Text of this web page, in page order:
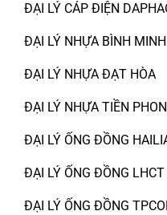
ĐẠI LÝ CÁP ĐIỆN
ĐẠI LÝ NHỰA BÌNH MINH
ĐẠI LÝ NHỰA ĐẠT HÒA
ĐẠI LÝ NHỰA TIỀN
ĐẠI LÝ ỐNG ĐỒNG
ĐẠI LÝ ỐNG ĐỒNG
ĐẠI LÝ ỐNG ĐỒNG